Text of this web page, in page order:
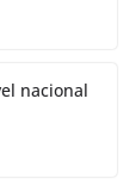
nacional